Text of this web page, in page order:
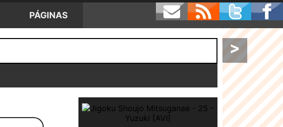
PÁGINAS
>